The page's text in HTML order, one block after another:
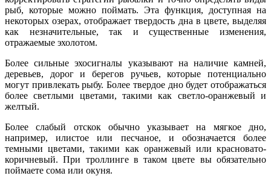
рыб, которые можно поймать. Эта функция, доступная на
некоторых озерах, отображает твердость дна в цвете, выделяя
как незначительные, так и существенные изменения,
отражаемые эхолотом.
Более сильные эхосигналы указывают на наличие камней,
деревьев, дорог и берегов ручьев, которые потенциально
могут привлекать рыбу. Более твердое дно будет отображаться
более светлыми цветами, такими как светло-оранжевый и
желтый.
Более слабый отскок обычно указывает на мягкое дно,
например, илистое или песчаное, и обозначается более
темными цветами, такими как оранжевый или красновато-
коричневый. При троллинге в таком цвете вы обязательно
поймаете сома или окуня.